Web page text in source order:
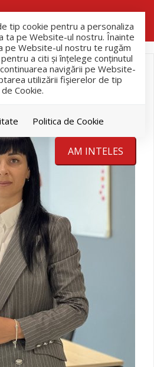
tip cookie pentru a personaliza
ta pe Website-ul nostru. Înainte
pe Website-ul nostru te rugăm
a citi și înțelege conținutul
navigării pe Website-
utilizării fişierelor de tip
Cookie.
Politica de Cookie
AM INTELES